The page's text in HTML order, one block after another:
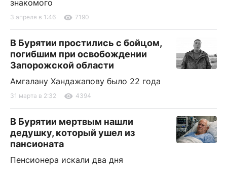
знакомого
3 апреля в 1:46 7190
В Бурятии простились с бойцом,
погибшим при освобождении
Запорожской области
Амгалану Хандажапову было 22 года
31 марта в 2:32 4394
В Бурятии мертвым нашли
дедушку, который ушел из
пансионата
Пенсионера искали два дня